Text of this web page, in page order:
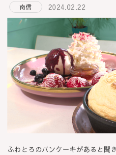
南信
2024.02.22
ふわとろのパンケーキがあると聞